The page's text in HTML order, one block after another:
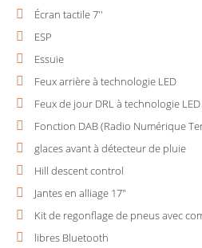
Écran tactile 7''
ESP
Essuie
Feux arrière à technologie LED
Feux de jour DRL à technologie LED
Fonction DAB (Radio Numérique
glaces avant à détecteur de pluie
Hill descent control
Jantes en alliage 17"
Kit de regonflage de pneus avec
libres Bluetooth